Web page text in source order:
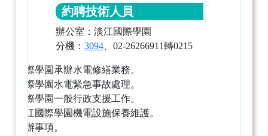
約聘技術人員
辦公室：淡江國際學園
分機： 3094、02-26266911轉0215
江國際學園承辦水電修繕業務。
江國際學園水電緊急事故處理。
江國際學園一般行政支援工作。
督淡江國際學園機電設施保養維護。
時交辦事項。